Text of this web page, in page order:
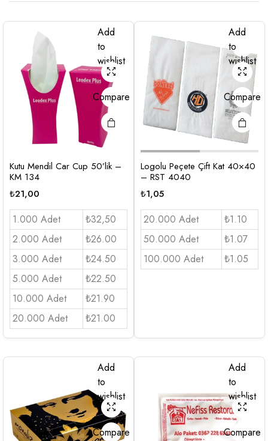
Add
to
wishlist
Compare
Kutu Mendil Car Cup 50’lik –
KM 134
₺21,00
1.000 Adet
₺32,50
2.000 Adet
₺26.00
3.000 Adet
₺24.50
5.000 Adet
₺22.50
10.000 Adet
₺21.90
20.000 Adet
₺21.00
Add
to
wishlist
Compare
Logolu Peçete Çift Kat 40×40
– RST 4040
₺1,05
20.000 Adet
₺1.10
50.000 Adet
₺1.07
100.000 Adet
₺1.05
Add
to
wishlist
Compare
Add
to
wishlist
Compare